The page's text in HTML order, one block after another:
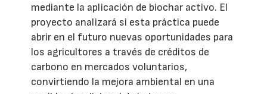
mediante la aplicación de biochar activo. El
proyecto analizará si esta práctica puede
abrir en el futuro nuevas oportunidades para
los agricultores a través de créditos de
carbono en mercados voluntarios,
convirtiendo la mejora ambiental en una